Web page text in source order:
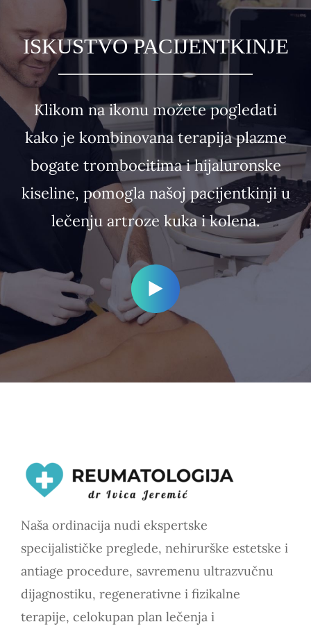
ISKUSTVO PACIJENTKINJE
Klikom na ikonu možete pogledati
kako je kombinovana terapija plazme
bogate trombocitima i hijaluronske
kiseline, pomogla našoj pacijentkinji u
lečenju artroze kuka i kolena.
Naša ordinacija nudi ekspertske
specijalističke preglede, nehirurške estetske i
antiage procedure, savremenu ultrazvučnu
dijagnostiku, regenerativne i fizikalne
terapije, celokupan plan lečenja i